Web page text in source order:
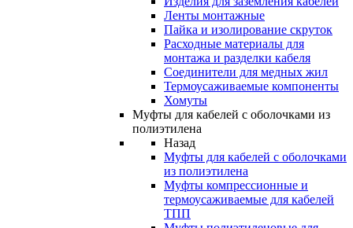
Ленты монтажные
Пайка и изолирование скруток
Расходные материалы для
монтажа и разделки кабеля
Соединители для медных жил
Термоусаживаемые компоненты
Хомуты
Муфты для кабелей с оболочками из
полиэтилена
Назад
Муфты для кабелей с оболочками
из полиэтилена
Муфты компрессионные и
термоусаживаемые для кабелей
ТПП